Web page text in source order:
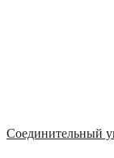
Соединительный